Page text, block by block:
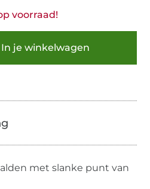
voorraad!
In je winkelwagen
met slanke punt van